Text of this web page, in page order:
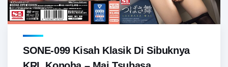
SONE-099 Kisah Klasik Di Sibuknya